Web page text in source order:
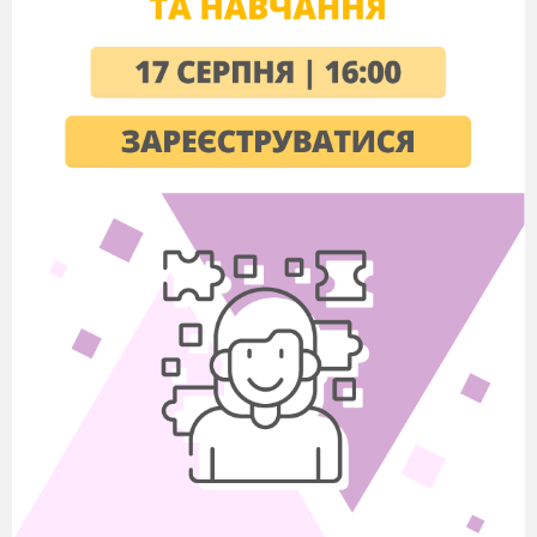
таких задач, наших знань про вектор мало.
Отже, сьогодні на уроці ми з вами розглянемо
нове для вас поняття скалярний добуток
векторів. З’ясуємо властивості скалярного
добутку, навчимося знаходити кут між
векторами. Розв’язувати задачі в яких
використовується скалярний добуток векторів.
Відкриваємо свої зошити і записуємо число,
класна робота та тему нашого уроку:
«Скалярний добуток векторів».
V. Вивчення нового матеріалу
Нехай
- ненульові і неспівнапрямлені
вектори. Від довільної точки О відкладемо
, відповідно рівні векторам